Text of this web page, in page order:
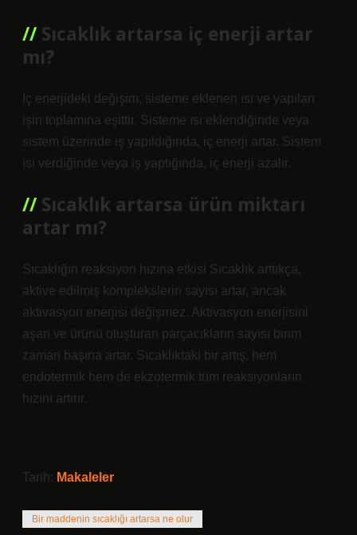
Sıcaklık artarsa iç enerji artar
mı?
İç enerjideki değişim, sisteme eklenen ısı ve yapılan
işin toplamına eşittir. Sisteme ısı eklendiğinde veya
sistem üzerinde iş yapıldığında, iç enerji artar. Sistem
ısı verdiğinde veya iş yaptığında, iç enerji azalır.
Sıcaklık artarsa ürün miktarı
artar mı?
Sıcaklığın reaksiyon hızına etkisi Sıcaklık arttıkça,
aktive edilmiş komplekslerin sayısı artar, ancak
aktivasyon enerjisi değişmez. Aktivasyon enerjisini
aşan ve ürünü oluşturan parçacıkların sayısı birim
zaman başına artar. Sıcaklıktaki bir artış, hem
endotermik hem de ekzotermik tüm reaksiyonların
hızını artırır.
Tarih: Makaleler
Bir maddenin sıcaklığı artarsa ne olur